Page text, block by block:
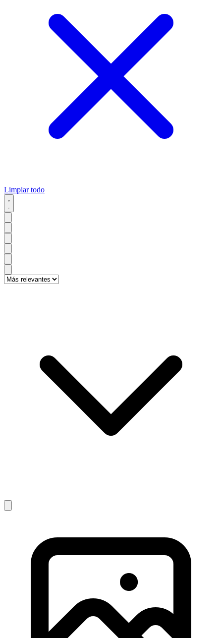
Limpiar todo